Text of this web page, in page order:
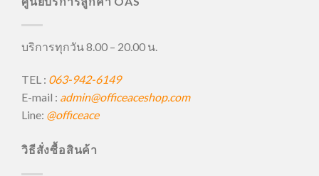
บริการทุกวัน 8.00 – 20.00 น.
TEL : 063-942-6149
E-mail : admin@officeaceshop.com
Line: @officeace
วิธีสั่งซื้อสินค้า